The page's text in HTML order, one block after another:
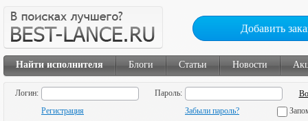
Добавить
Найти исполнителя Блоги Статьи Новости
Логин:
Пароль:
Регистрация
Забыли пароль?